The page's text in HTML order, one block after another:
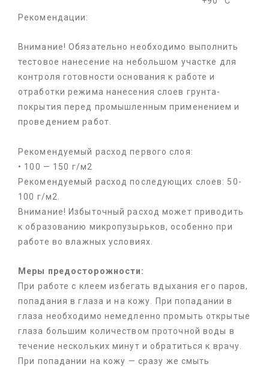
Рекомендации:
Внимание! Обязательно необходимо выполнить
тестовое нанесение на небольшом участке для
контроля готовности основания к работе и
отработки режима нанесения слоев грунта-
покрытия перед промышленным применением и
проведением работ.
Рекомендуемый расход первого слоя:
• 100 — 150 г/м2
Рекомендуемый расход последующих слоев: 50-
100 г/м2.
Внимание! Избыточный расход может приводить
к образованию микропузырьков, особенно при
работе во влажных условиях.
Меры предосторожности:
При работе с клеем избегать вдыхания его паров,
попадания в глаза и на кожу. При попадании в
глаза необходимо немедленно промыть открытые
глаза большим количеством проточной воды в
течение нескольких минут и обратиться к врачу.
При попадании на кожу — сразу же смыть